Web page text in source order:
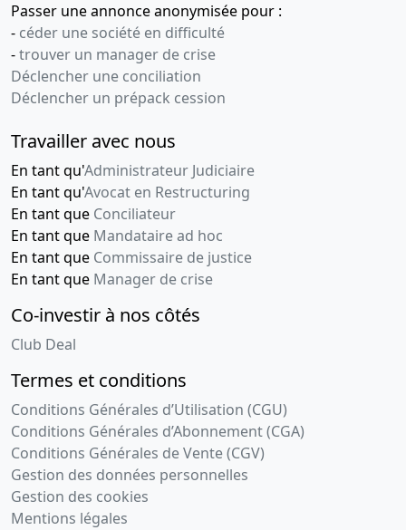
Passer une annonce anonymisée pour :
- céder une société en difficulté
-trouver un manager de crise
Déclencher une conciliation
Déclencher un prépack cession
Travailler avec nous
En tant qu'Administrateur Judiciaire
En tant qu'Avocat en Restructuring
En tant que Conciliateur
En tant que Mandataire ad hoc
En tant que Commissaire de justice
En tant que Manager de crise
Co-investir à nos côtés
Club Deal
Termes et conditions
Conditions Générales d’Utilisation (CGU)
Conditions Générales d’Abonnement (CGA)
Conditions Générales de Vente (CGV)
Gestion des données personnelles
Gestion des cookies
Mentions légales